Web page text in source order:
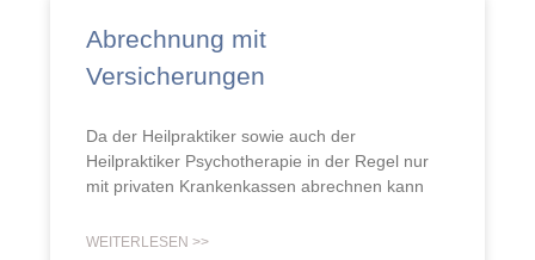
Abrechnung mit
Versicherungen
Da der Heilpraktiker sowie auch der
Heilpraktiker Psychotherapie in der Regel nur
mit privaten Krankenkassen abrechnen kann
WEITERLESEN >>